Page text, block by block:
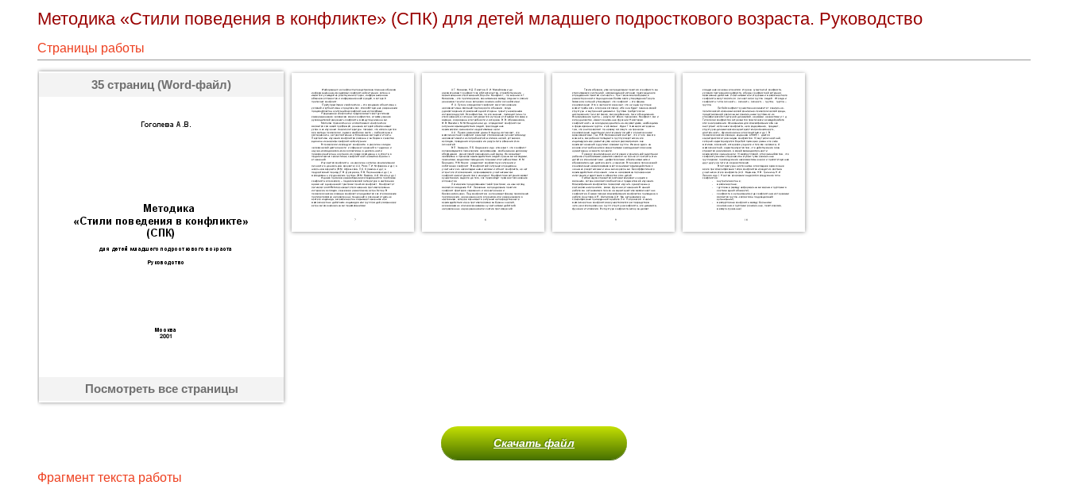
Методика «Стили поведения в конфликте» (СПК) для детей младшего подросткового возраста. Руководство
Страницы работы
35 страниц (Word-файл)
Посмотреть все страницы
Скачать файл
Фрагмент текста работы